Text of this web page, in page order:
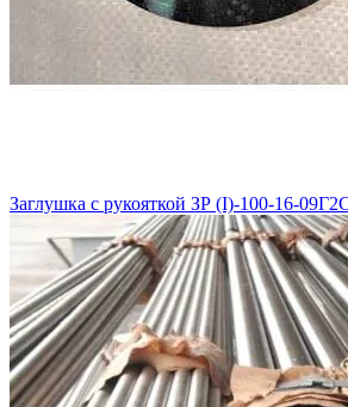
Заглушка с рукояткой ЗР (I)-100-16-